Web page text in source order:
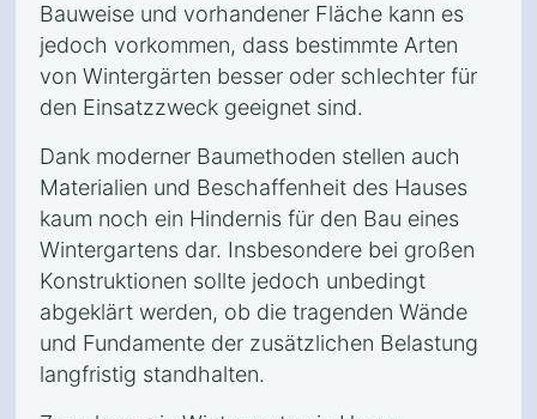
Bauweise und vorhandener Fläche kann es
jedoch vorkommen, dass bestimmte Arten
von Wintergärten besser oder schlechter für
den Einsatzzweck geeignet sind.
Dank moderner Baumethoden stellen auch
Materialien und Beschaffenheit des Hauses
kaum noch ein Hindernis für den Bau eines
Wintergartens dar. Insbesondere bei großen
Konstruktionen sollte jedoch unbedingt
abgeklärt werden, ob die tragenden Wände
und Fundamente der zusätzlichen Belastung
langfristig standhalten.